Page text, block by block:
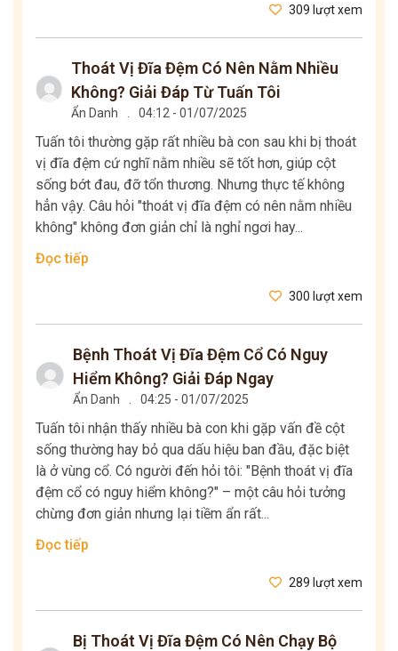
309 lượt xem
Thoát Vị Đĩa Đệm Có Nên Nằm Nhiều
Không? Giải Đáp Từ Tuấn Tôi
Ẩn Danh 04:12 - 01/07/2025
Tuấn tôi thường gặp rất nhiều bà con sau khi bị thoát
vị đĩa đệm cứ nghĩ nằm nhiều sẽ tốt hơn, giúp cột
sống bớt đau, đỡ tổn thương. Nhưng thực tế không
hẳn vậy. Câu hỏi "thoát vị đĩa đệm có nên nằm nhiều
không" không đơn giản chỉ là nghỉ ngơi hay...
Đọc tiếp
300 lượt xem
Bệnh Thoát Vị Đĩa Đệm Cổ Có Nguy
Hiểm Không? Giải Đáp Ngay
Ẩn Danh 04:25 - 01/07/2025
Tuấn tôi nhận thấy nhiều bà con khi gặp vấn đề cột
sống thường hay bỏ qua dấu hiệu ban đầu, đặc biệt
là ở vùng cổ. Có người đến hỏi tôi: "Bệnh thoát vị đĩa
đệm cổ có nguy hiểm không?" – một câu hỏi tưởng
chừng đơn giản nhưng lại tiềm ẩn rất...
Đọc tiếp
289 lượt xem
Bị Thoát Vị Đĩa Đệm Có Nên Chạy Bộ